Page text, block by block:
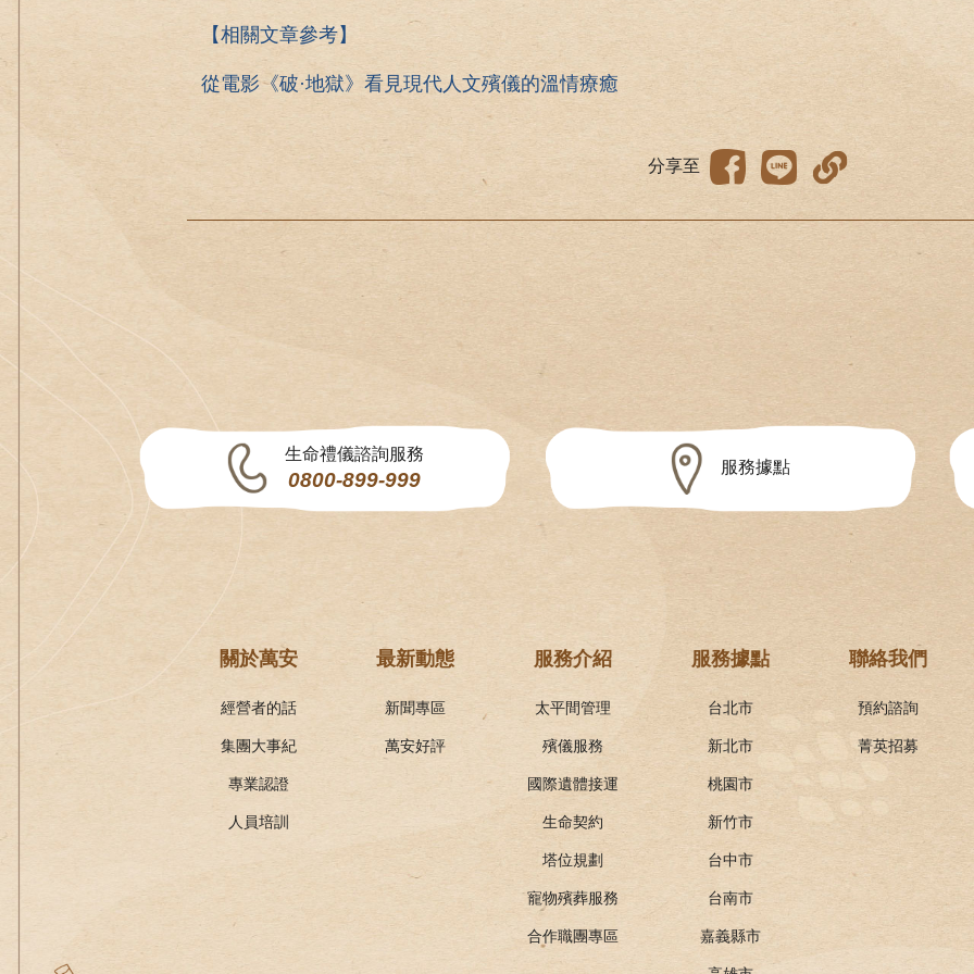
【相關文章參考】
從電影《破·地獄》看見現代人文殯儀的溫情療癒
分享至
生命禮儀諮詢服務
0800-899-999
服務據點
關於萬安
經營者的話
集團大事紀
專業認證
人員培訓
最新動態
新聞專區
萬安好評
服務介紹
太平間管理
殯儀服務
國際遺體接運
生命契約
塔位規劃
寵物殯葬服務
合作職團專區
服務據點
台北市
新北市
桃園市
新竹市
台中市
台南市
嘉義縣市
聯絡我們
預約諮詢
菁英招募